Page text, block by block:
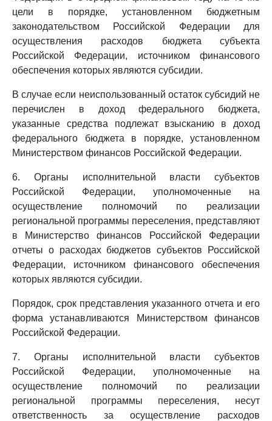
цели в порядке, установленном бюджетным
законодательством Российской Федерации для
осуществления расходов бюджета субъекта
Российской Федерации, источником финансового
обеспечения которых являются субсидии.
В случае если неиспользованный остаток субсидий не
перечислен в доход федерального бюджета,
указанные средства подлежат взысканию в доход
федерального бюджета в порядке, установленном
Министерством финансов Российской Федерации.
6. Органы исполнительной власти субъектов
Российской Федерации, уполномоченные на
осуществление полномочий по реализации
региональной программы переселения, представляют
в Министерство финансов Российской Федерации
отчеты о расходах бюджетов субъектов Российской
Федерации, источником финансового обеспечения
которых являются субсидии.
Порядок, срок представления указанного отчета и его
форма устанавливаются Министерством финансов
Российской Федерации.
7. Органы исполнительной власти субъектов
Российской Федерации, уполномоченные на
осуществление полномочий по реализации
региональной программы переселения, несут
ответственность за осуществление расходов